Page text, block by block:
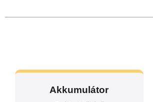
Akkumulátor